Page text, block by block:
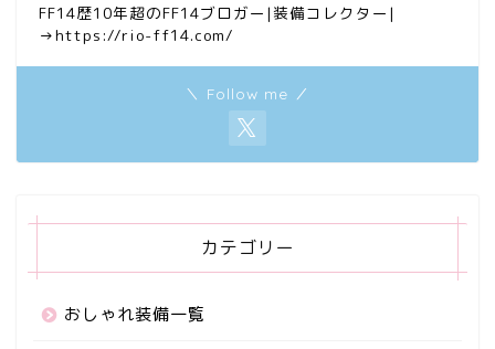
FF14歴10年超のFF14ブロガー|装備コレクター|
→https://rio-ff14.com/
＼ Follow me ／
カテゴリー
おしゃれ装備一覧